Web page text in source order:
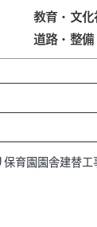
教育・文化
道路・整備
保育園園舎建替工